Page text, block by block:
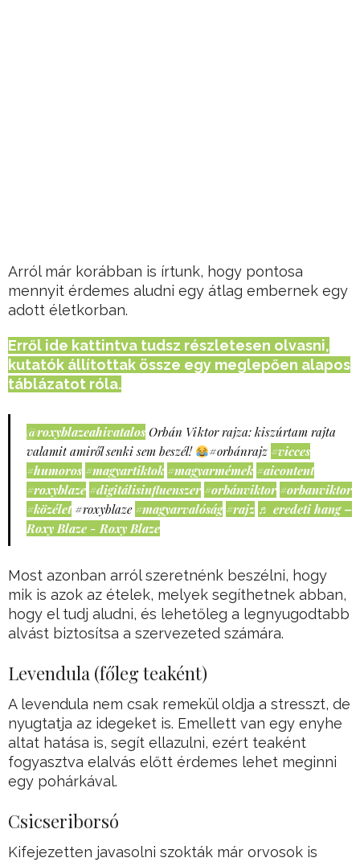
Arról már korábban is írtunk, hogy pontosa
mennyit érdemes aludni egy átlag embernek egy
adott életkorban.
Erről ide kattintva tudsz részletesen olvasni,
kutatók állítottak össze egy meglepően alapos
táblázatot róla.
@roxyblazeahivatalos Orbán Viktor rajza: kiszúrtam rajta
valamit amiről senki sem beszél!
#orbánrajz #vicces
#humoros #magyartiktok #magyarmémek #aicontent
#roxyblaze #digitálisinfluenszer #orbánviktor #orbanviktor
#közélet #roxyblaze #magyarvalóság #rajz ♬ eredeti hang –
Roxy Blaze - Roxy Blaze
Most azonban arról szeretnénk beszélni, hogy
mik is azok az ételek, melyek segíthetnek abban,
hogy el tudj aludni, és lehetőleg a legnyugodtabb
alvást biztosítsa a szervezeted számára.
Levendula (főleg teaként)
A levendula nem csak remekül oldja a stresszt, de
nyugtatja az idegeket is. Emellett van egy enyhe
altat hatása is, segít ellazulni, ezért teaként
fogyasztva elalvás előtt érdemes lehet meginni
egy pohárkával.
Csicseriborsó
Kifejezetten javasolni szokták már orvosok is